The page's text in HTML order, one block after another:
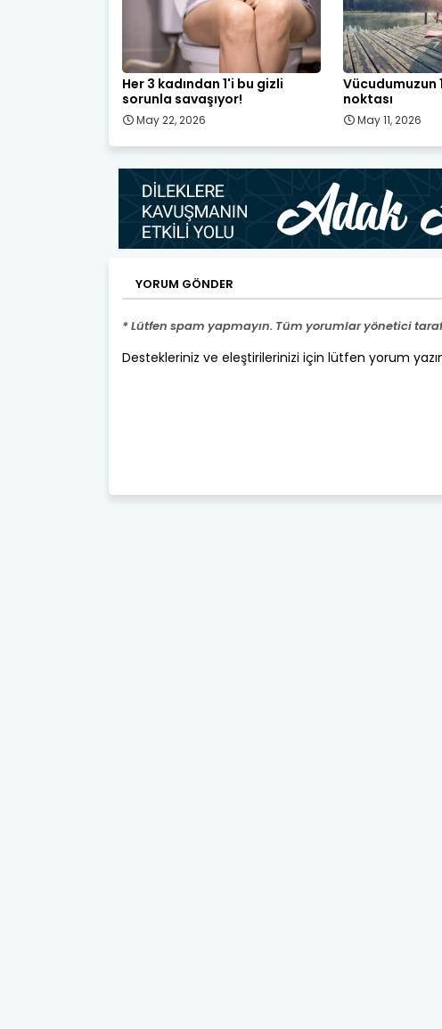
Her 3 kadından 1'i bu gizli
sorunla savaşıyor!
May 22, 2026
Vücudumuzun
noktası
May 11, 2026
YORUM GÖNDER
* Lütfen spam yapmayın. Tüm yorumlar yönetici
Destekleriniz ve eleştirilerinizi için lütfen yorum